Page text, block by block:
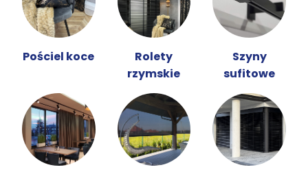
Pościel koce
Rolety
rzymskie
Szyny
sufitowe